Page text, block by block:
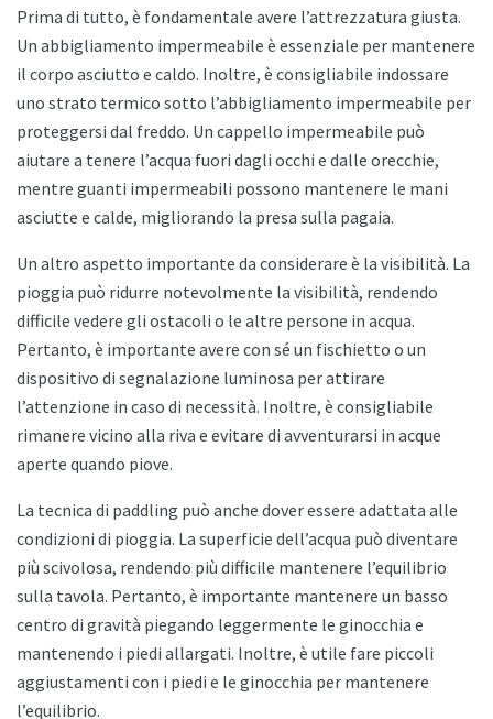
Prima di tutto, è fondamentale avere l’attrezzatura giusta.
Un abbigliamento impermeabile è essenziale per mantenere
il corpo asciutto e caldo. Inoltre, è consigliabile indossare
uno strato termico sotto l’abbigliamento impermeabile per
proteggersi dal freddo. Un cappello impermeabile può
aiutare a tenere l’acqua fuori dagli occhi e dalle orecchie,
mentre guanti impermeabili possono mantenere le mani
asciutte e calde, migliorando la presa sulla pagaia.
Un altro aspetto importante da considerare è la visibilità. La
pioggia può ridurre notevolmente la visibilità, rendendo
difficile vedere gli ostacoli o le altre persone in acqua.
Pertanto, è importante avere con sé un fischietto o un
dispositivo di segnalazione luminosa per attirare
l’attenzione in caso di necessità. Inoltre, è consigliabile
rimanere vicino alla riva e evitare di avventurarsi in acque
aperte quando piove.
La tecnica di paddling può anche dover essere adattata alle
condizioni di pioggia. La superficie dell’acqua può diventare
più scivolosa, rendendo più difficile mantenere l’equilibrio
sulla tavola. Pertanto, è importante mantenere un basso
centro di gravità piegando leggermente le ginocchia e
mantenendo i piedi allargati. Inoltre, è utile fare piccoli
aggiustamenti con i piedi e le ginocchia per mantenere
l’equilibrio.